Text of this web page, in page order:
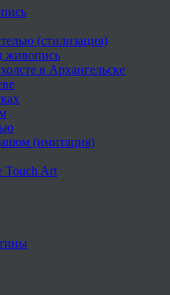
(стилизация)
живопись
в Архангельске
(имитация)
Touch Art